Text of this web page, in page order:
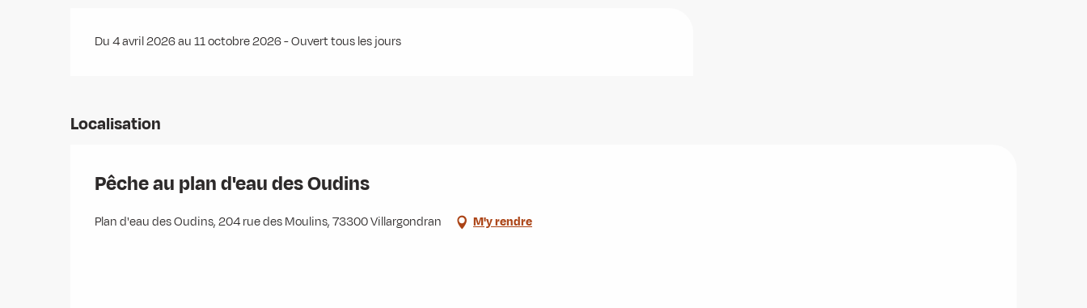
Du 4 avril 2026 au 11 octobre 2026 - Ouvert tous les jours
Localisation
Pêche au plan d'eau des Oudins
Plan d'eau des Oudins, 204 rue des Moulins, 73300 Villargondran M'y rendre